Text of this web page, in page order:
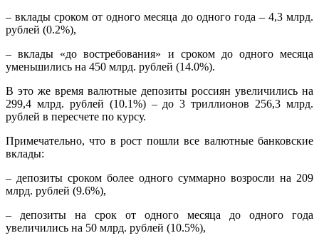
– вклады сроком от одного месяца до одного года – 4,3 млрд.
рублей (0.2%),
– вклады «до востребования» и сроком до одного месяца
уменьшились на 450 млрд. рублей (14.0%).
В это же время валютные депозиты россиян увеличились на
299,4 млрд. рублей (10.1%) – до 3 триллионов 256,3 млрд.
рублей в пересчете по курсу.
Примечательно, что в рост пошли все валютные банковские
вклады:
– депозиты сроком более одного суммарно возросли на 209
млрд. рублей (9.6%),
– депозиты на срок от одного месяца до одного года
увеличились на 50 млрд. рублей (10.5%),